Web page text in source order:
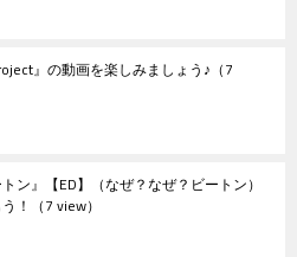
』の動画を楽しみましょう♪ （7
ン』【ED】（なぜ？なぜ？ビートン）
！ （7 view）